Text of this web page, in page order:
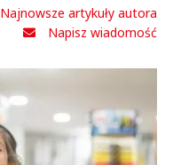
Najnowsze artykuły autora
Napisz wiadomość